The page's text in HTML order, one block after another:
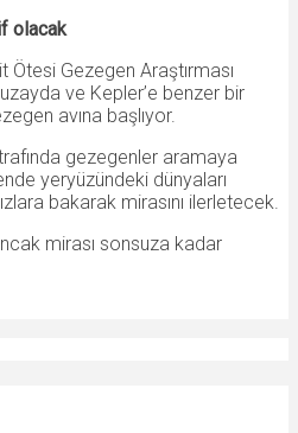
olacak
Ötesi Gezegen Araştırması
ve Kepler’e benzer bir
avına başlıyor.
gezegenler aramaya
yeryüzündeki dünyaları
bakarak mirasını ilerletecek.
mirası sonsuza kadar